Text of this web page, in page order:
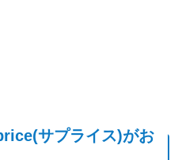
サプライス)がお